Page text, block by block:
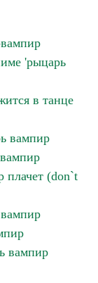
'рыцарь
в танце
вампир
(don`t
вампир